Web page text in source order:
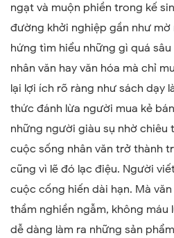
ngạt và muộn phiền trong kế
đường khởi nghiệp gần như
hứng tìm hiểu những gì quá
nhân văn hay văn hóa mà chỉ
lại lợi ích rõ ràng như sách dạy
thức đánh lừa người mua kẻ
những người giàu sụ nhờ chiêu
cuộc sống nhân văn trở thành
cũng vì lẽ đó lạc điệu. Người
cuộc cống hiến dài hạn. Mà
thầm nghiền ngẫm, không máu
dễ dàng làm ra những sản